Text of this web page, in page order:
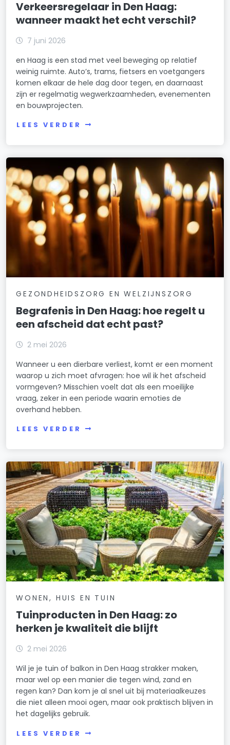
Verkeersregelaar in Den Haag:
wanneer maakt het echt verschil?
7 juni 2026
en Haag is een stad met veel beweging op relatief
weinig ruimte. Auto’s, trams, fietsers en voetgangers
komen elkaar de hele dag door tegen, en daarnaast
zijn er regelmatig wegwerkzaamheden, evenementen
en bouwprojecten.
LEES VERDER
GEZONDHEIDSZORG EN WELZIJNSZORG
Begrafenis in Den Haag: hoe regelt u
een afscheid dat echt past?
2 mei 2026
Wanneer u een dierbare verliest, komt er een moment
waarop u zich moet afvragen: hoe wil ik het afscheid
vormgeven? Misschien voelt dat als een moeilijke
vraag, zeker in een periode waarin emoties de
overhand hebben.
LEES VERDER
WONEN, HUIS EN TUIN
Tuinproducten in Den Haag: zo
herken je kwaliteit die blijft
2 mei 2026
Wil je je tuin of balkon in Den Haag strakker maken,
maar wel op een manier die tegen wind, zand en
regen kan? Dan kom je al snel uit bij materiaalkeuzes
die niet alleen mooi ogen, maar ook praktisch blijven in
het dagelijks gebruik.
LEES VERDER